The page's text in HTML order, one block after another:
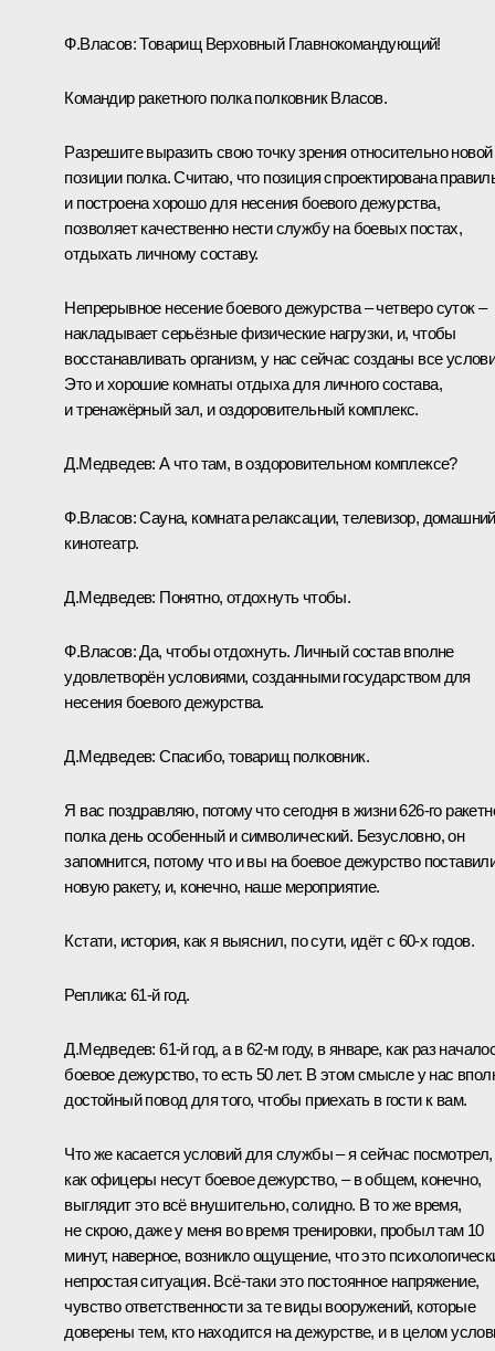
Ф.Власов:Товарищ Верховный Главнокомандующий!
Командир ракетного полка полковник Власов.
Разрешите выразить свою точку зрения относительно новой
позиции полка. Считаю, что позиция спроектирована
и построена хорошо для несения боевого дежурства,
позволяет качественно нести службу на боевых постах,
отдыхать личному составу.
Непрерывное несение боевого дежурства – четверо суток –
накладывает серьёзные физические нагрузки, и, чтобы
восстанавливать организм, у нас сейчас созданы все
Это и хорошие комнаты отдыха для личного состава,
и тренажёрный зал, и оздоровительный комплекс.
Д.Медведев:А что там, в оздоровительном комплексе?
Ф.Власов:Сауна, комната релаксации, телевизор, домашний
кинотеатр.
Д.Медведев: Понятно, отдохнуть чтобы.
Ф.Власов:Да, чтобы отдохнуть. Личный состав вполне
удовлетворён условиями, созданными государством для
несения боевого дежурства.
Д.Медведев:Спасибо, товарищ полковник.
Я вас поздравляю, потому что сегодня в жизни 626-го
полка день особенный и символический. Безусловно, он
запомнится, потому что и вы на боевое дежурство
новую ракету, и, конечно, наше мероприятие.
Кстати, история, как я выяснил, по сути, идёт с 60-х годов.
Реплика: 61-й год.
Д.Медведев:61-й год, а в 62-м году, в январе, как раз
боевое дежурство, то есть 50 лет. В этом смысле у нас
достойный повод для того, чтобы приехать в гости к вам.
Что же касается условий для службы – я сейчас посмотрел,
как офицеры несут боевое дежурство, – в общем, конечно,
выглядит это всё внушительно, солидно. В то же время,
не скрою, даже у меня во время тренировки, пробыл там 10
минут, наверное, возникло ощущение, что это
непростая ситуация. Всё‑таки это постоянное напряжение,
чувство ответственности за те виды вооружений, которые
доверены тем, кто находится на дежурстве, и в целом